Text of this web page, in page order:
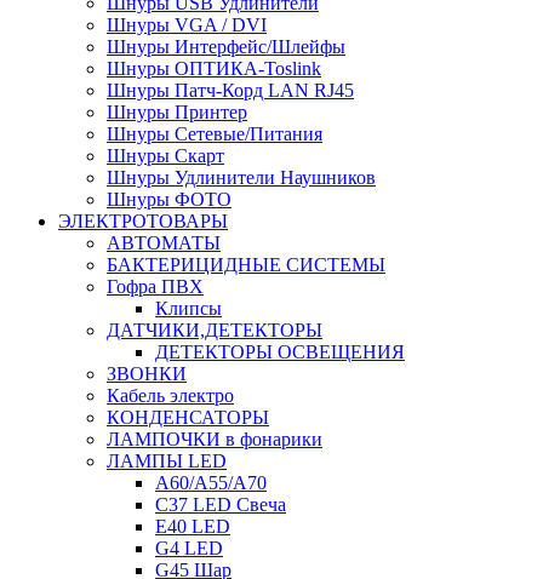
Шнуры VGA / DVI
Шнуры Интерфейс/Шлейфы
Шнуры ОПТИКА-Toslink
Шнуры Патч-Корд LAN RJ45
Шнуры Принтер
Шнуры Сетевые/Питания
Шнуры Скарт
Шнуры Удлинители Наушников
Шнуры ФОТО
ЭЛЕКТРОТОВАРЫ
АВТОМАТЫ
БАКТЕРИЦИДНЫЕ СИСТЕМЫ
Гофра ПВХ
Клипсы
ДАТЧИКИ,ДЕТЕКТОРЫ
ДЕТЕКТОРЫ ОСВЕЩЕНИЯ
ЗВОНКИ
Кабель электро
КОНДЕНСАТОРЫ
ЛАМПОЧКИ в фонарики
ЛАМПЫ LED
A60/A55/A70
C37 LED Свеча
E40 LED
G4 LED
G45 Шар